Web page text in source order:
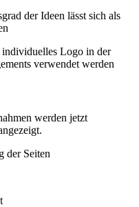
der Ideen lässt sich als
individuelles Logo in der
verwendet werden
werden jetzt
der Seiten